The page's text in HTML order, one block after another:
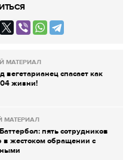
МАТЕРИАЛ
спасает как
жизни!
пять сотрудников
жестоком обращении с